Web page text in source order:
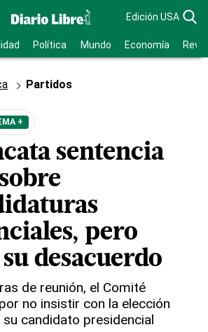
Edición USA
Política Mundo Economía
Partidos
+
sentencia
pero
desacuerdo
de reunión, el Comité
no insistir con la elección
candidato presidencial